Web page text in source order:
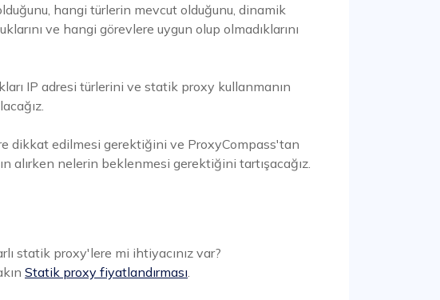
hangi türlerin mevcut olduğunu, dinamik
ve hangi görevlere uygun olup olmadıklarını
IP adresi türlerini ve statik proxy kullanmanın
dikkat edilmesi gerektiğini ve ProxyCompass'tan
alırken nelerin beklenmesi gerektiğini tartışacağız.
statik proxy'lere mi ihtiyacınız var?
Statik proxy fiyatlandırması